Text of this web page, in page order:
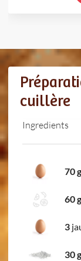
cuillère
Ingredients
70
60
3
30